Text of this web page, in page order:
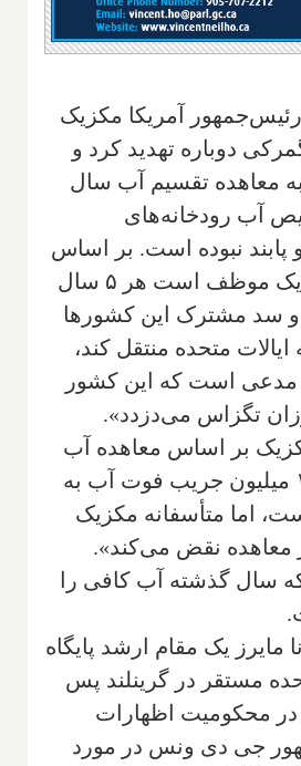
رئیس‌جمهور آمریکا مکزیک
دوباره تهدید کرد و
معاهده تقسیم آب سال
آب رودخانه‌های
پابند نبوده است. بر اساس
این معاهده، مکزیک موظف است هر ۵ سال
سد مشترک این کشورها
متحده منتقل کند،
مدعی است که این کشور
تگزاس می‌دزدد».
بر اساس معاهده آب
۱۹۴۴، حداقل ۱.۳ میلیون جریب فوت آب به
اما متأسفانه مکزیک
معاهده نقض می‌کند».
سال گذشته آب کافی را
مایرز یک مقام ارشد پایگاه
مستقر در گرینلند پس
در محکومیت اظهارات
جی دی ونس در مورد